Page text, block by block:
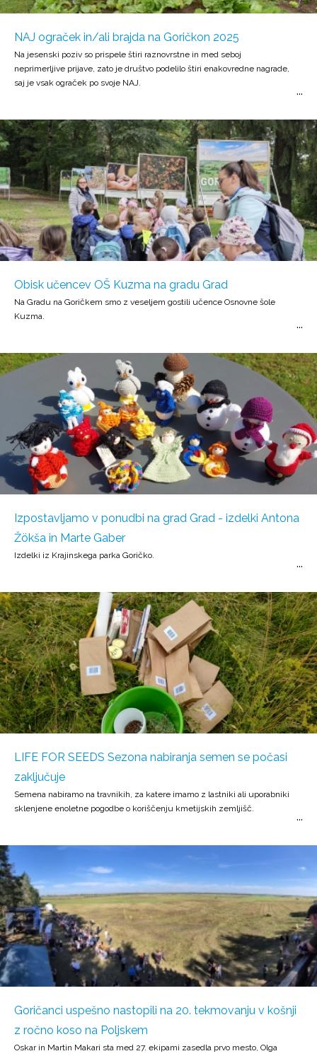
NAJ ograček in/ali brajda na Goričkon 2025
Na jesenski poziv so prispele štiri raznovrstne in med seboj
neprimerljive prijave, zato je društvo podelilo štiri enakovredne nagrade,
saj je vsak ograček po svoje NAJ.
Obisk učencev OŠ Kuzma na gradu Grad
Na Gradu na Goričkem smo z veseljem gostili učence Osnovne šole
Kuzma.
Izpostavljamo v ponudbi na grad Grad - izdelki Antona
Žökša in Marte Gaber
Izdelki iz Krajinskega parka Goričko.
LIFE FOR SEEDS Sezona nabiranja semen se počasi
zaključuje
Semena nabiramo na travnikih, za katere imamo z lastniki ali uporabniki
sklenjene enoletne pogodbe o koriščenju kmetijskih zemljišč.
Goričanci uspešno nastopili na 20. tekmovanju v košnji
z ročno koso na Poljskem
Oskar in Martin Makari sta med 27. ekipami zasedla prvo mesto, Olga